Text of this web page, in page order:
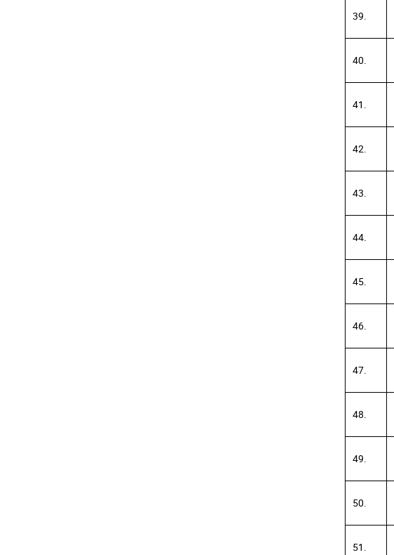
39.
40.
41.
42.
43.
44.
45.
46.
47.
48.
49.
50.
51.